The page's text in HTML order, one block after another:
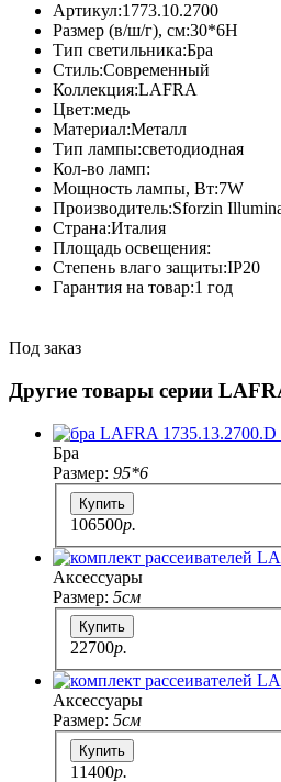
Артикул:1773.10.2700
Размер (в/ш/г), см:30*6H
Тип светильника:Бра
Стиль:Современный
Коллекция:LAFRA
Цвет:медь
Материал:Металл
Тип лампы:светодиодная
Кол-во ламп:
Мощность лампы, Вт:7W
Производитель:Sforzin
Страна:Италия
Площадь освещения:
Степень влаго защиты:IP20
Гарантия на товар:1 год
Под заказ
Другие товары серии
Бра
Размер: 95*6
Купить
106500p.
Аксессуары
Размер: 5см
Купить
22700p.
Аксессуары
Размер: 5см
Купить
11400p.